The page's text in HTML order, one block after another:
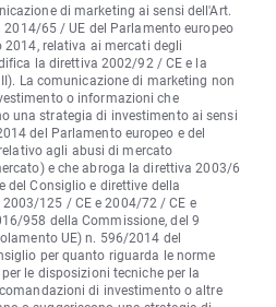
di marketing ai sensi dell'Art.
65 / UE del Parlamento europeo
relativa ai mercati degli
la direttiva 2002/92 / CE e la
La comunicazione di marketing non
o informazioni che
una strategia di investimento ai sensi
del Parlamento europeo e del
agli abusi di mercato
e che abroga la direttiva 2003/6
del Consiglio e direttive della
125 / CE e 2004/72 / CE e
958 della Commissione, del 9
UE) n. 596/2014 del
per quanto riguarda le norme
le disposizioni tecniche per la
di investimento o altre